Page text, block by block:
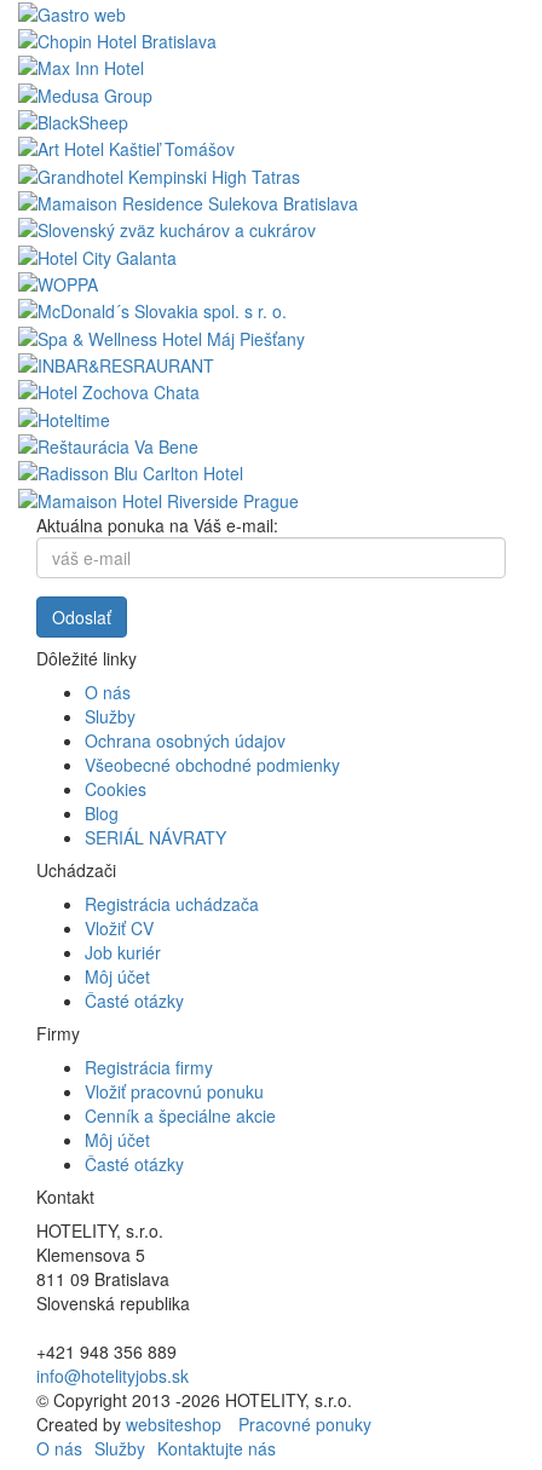
Aktuálna ponuka na Váš e-mail:
Dôležité linky
O nás
Služby
Ochrana osobných údajov
Všeobecné obchodné podmienky
Cookies
Blog
SERIÁL NÁVRATY
Uchádzači
Registrácia uchádzača
Vložiť CV
Job kuriér
Môj účet
Časté otázky
Firmy
Registrácia firmy
Vložiť pracovnú ponuku
Cenník a špeciálne akcie
Môj účet
Časté otázky
Kontakt
HOTELITY, s.r.o.
Klemensova 5
811 09 Bratislava
Slovenská republika
+421 948 356 889
info@hotelityjobs.sk
© Copyright 2013 -2026 HOTELITY, s.r.o.
Created by websiteshop
Pracovné ponuky
O nás Služby Kontaktujte nás